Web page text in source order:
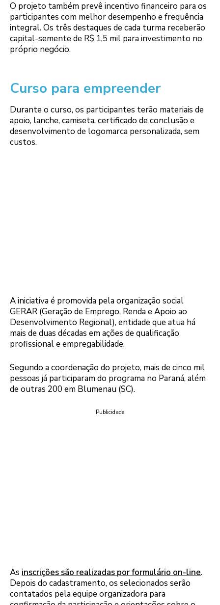
O projeto também prevê incentivo financeiro para os
participantes com melhor desempenho e frequência
integral. Os três destaques de cada turma receberão
capital-semente de R$ 1,5 mil para investimento no
próprio negócio.
Curso para empreender
Durante o curso, os participantes terão materiais de
apoio, lanche, camiseta, certificado de conclusão e
desenvolvimento de logomarca personalizada, sem
custos.
A iniciativa é promovida pela organização social
GERAR (Geração de Emprego, Renda e Apoio ao
Desenvolvimento Regional), entidade que atua há
mais de duas décadas em ações de qualificação
profissional e empregabilidade.
Segundo a coordenação do projeto, mais de cinco mil
pessoas já participaram do programa no Paraná, além
de outras 200 em Blumenau (SC).
Publicidade
As inscrições são realizadas por formulário on-line.
Depois do cadastramento, os selecionados serão
contatados pela equipe organizadora para